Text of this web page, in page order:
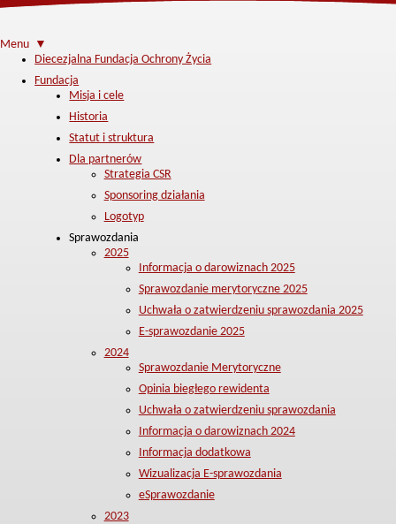
Menu ▼
Diecezjalna Fundacja Ochrony Życia
Fundacja
Misja i cele
Historia
Statut i struktura
Dla partnerów
Strategia CSR
Sponsoring działania
Logotyp
Sprawozdania
2025
Informacja o darowiznach 2025
Sprawozdanie merytoryczne 2025
Uchwała o zatwierdzeniu sprawozdania 2025
E-sprawozdanie 2025
2024
Sprawozdanie Merytoryczne
Opinia biegłego rewidenta
Uchwała o zatwierdzeniu sprawozdania
Informacja o darowiznach 2024
Informacja dodatkowa
Wizualizacja E-sprawozdania
eSprawozdanie
2023